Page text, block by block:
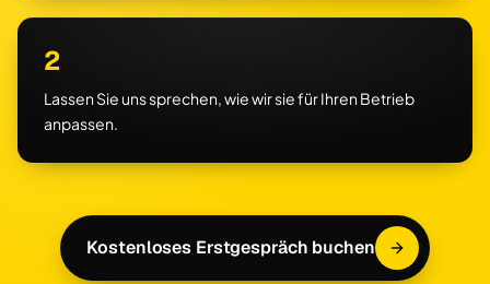
2
Lassen Sie uns sprechen, wie wir sie für Ihren Betrieb
anpassen.
Kostenloses Erstgespräch buchen